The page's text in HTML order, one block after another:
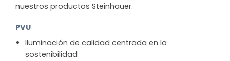
nuestros productos Steinhauer.
PVU
Iluminación de calidad centrada en la
sostenibilidad